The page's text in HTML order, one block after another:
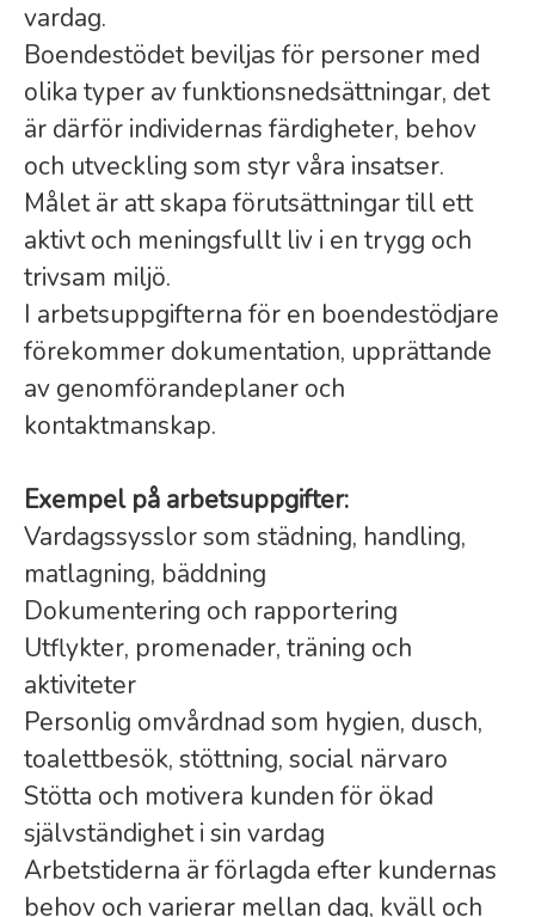
vardag.
Boendestödet beviljas för personer med
olika typer av funktionsnedsättningar, det
är därför individernas färdigheter, behov
och utveckling som styr våra insatser.
Målet är att skapa förutsättningar till ett
aktivt och meningsfullt liv i en trygg och
trivsam miljö.
I arbetsuppgifterna för en boendestödjare
förekommer dokumentation, upprättande
av genomförandeplaner och
kontaktmanskap.
Exempel på arbetsuppgifter:
Vardagssysslor som städning, handling,
matlagning, bäddning
Dokumentering och rapportering
Utflykter, promenader, träning och
aktiviteter
Personlig omvårdnad som hygien, dusch,
toalettbesök, stöttning, social närvaro
Stötta och motivera kunden för ökad
självständighet i sin vardag
Arbetstiderna är förlagda efter kundernas
behov och varierar mellan dag, kväll och